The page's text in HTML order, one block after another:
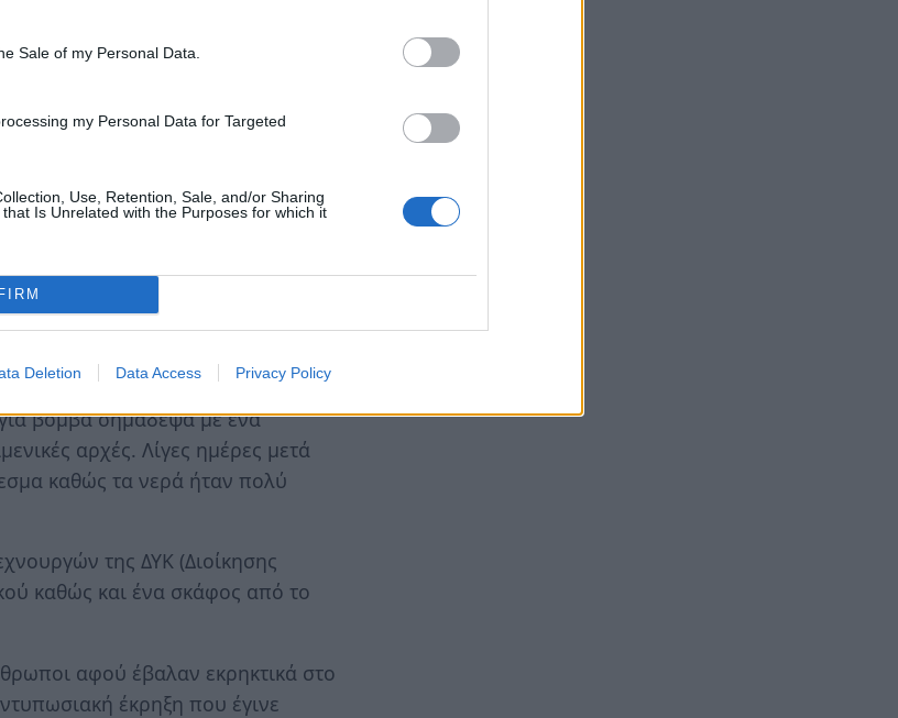
Sale of my Personal Data.
my Personal Data for Targeted
Use, Retention, Sale, and/or Sharing
Is Unrelated with the Purposes for which it
Deletion Data Access Privacy Policy
είναι” είπε στο ertnews ο Τάκης
βόμβα σημάδεψα με ένα
αρχές. Λίγες ημέρες μετά
καθώς τα νερά ήταν πολύ
της ΔΥΚ (Διοίκησης
καθώς και ένα σκάφος από το
αφού έβαλαν εκρηκτικά στο
έκρηξη που έγινε